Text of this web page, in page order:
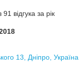
відгука за рік
13, Дніпро, Україна